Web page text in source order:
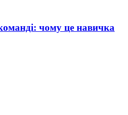
чому це навичка